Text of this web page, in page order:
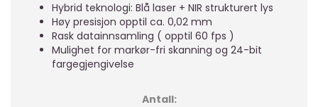
Hybrid teknologi: Blå laser + NIR strukturert lys
Høy presisjon opptil ca. 0,02 mm
Rask datainnsamling ( opptil 60 fps )
Mulighet for markør-fri skanning og 24-bit
fargegjengivelse
Antall: